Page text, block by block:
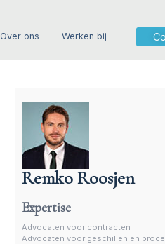
Over ons Werken bij
Remko Roosjen
Advocaat contractenrecht
Expertise
Advocaten voor contracten
Advocaten voor geschillen en